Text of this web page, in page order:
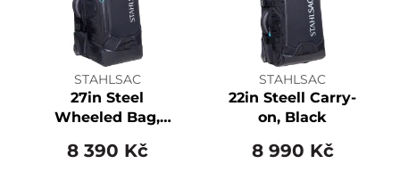
STAHLSAC
27in Steel
Wheeled Bag,
8 390 Kč
STAHLSAC
22in Steell Carry-
on, Black
8 990 Kč